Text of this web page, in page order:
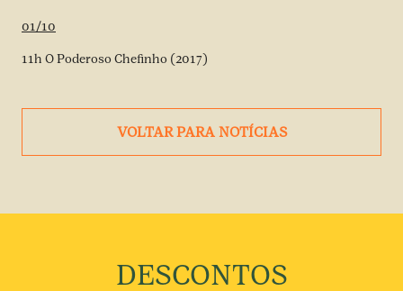
01/10
11h O Poderoso Chefinho (2017)
VOLTAR PARA NOTÍCIAS
DESCONTOS